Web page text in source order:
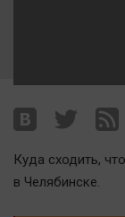
Курилка
Поиск
Архив
Куда сходить,
в Челябинске.